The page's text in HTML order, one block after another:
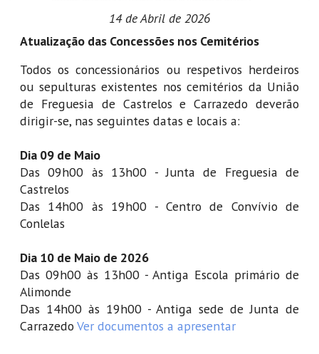
14 de Abril de 2026
Atualização das Concessões nos Cemitérios
Todos os concessionários ou respetivos herdeiros
ou sepulturas existentes nos cemitérios da União
de Freguesia de Castrelos e Carrazedo deverão
dirigir-se, nas seguintes datas e locais a:
Dia 09 de Maio
Das 09h00 às 13h00 - Junta de Freguesia de
Castrelos
Das 14h00 às 19h00 - Centro de Convívio de
Conlelas
Dia 10 de Maio de 2026
Das 09h00 às 13h00 - Antiga Escola primário de
Alimonde
Das 14h00 às 19h00 - Antiga sede de Junta de
CarrazedoVer documentos a apresentar